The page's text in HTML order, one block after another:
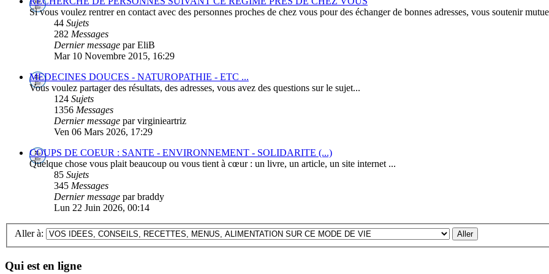
Si vous voulez rentrer en contact avec des personnes proches de chez vous pour des échanger de bonnes adresses, vous soutenir
44 Sujets
282 Messages
Dernier message par EliB
Mar 10 Novembre 2015, 16:29
MEDECINES DOUCES - NATUROPATHIE - ETC ...
Vous voulez partager des résultats, des adresses, vous avez des questions sur le sujet...
124 Sujets
1356 Messages
Dernier message par virginieartriz
Ven 06 Mars 2026, 17:29
COUPS DE COEUR : SANTE - ENVIRONNEMENT - SOLIDARITE (...)
Quelque chose vous plait beaucoup ou vous tient à cœur : un livre, un article, un site internet ...
85 Sujets
345 Messages
Dernier message par braddy
Lun 22 Juin 2026, 00:14
Aller à:
Qui est en ligne